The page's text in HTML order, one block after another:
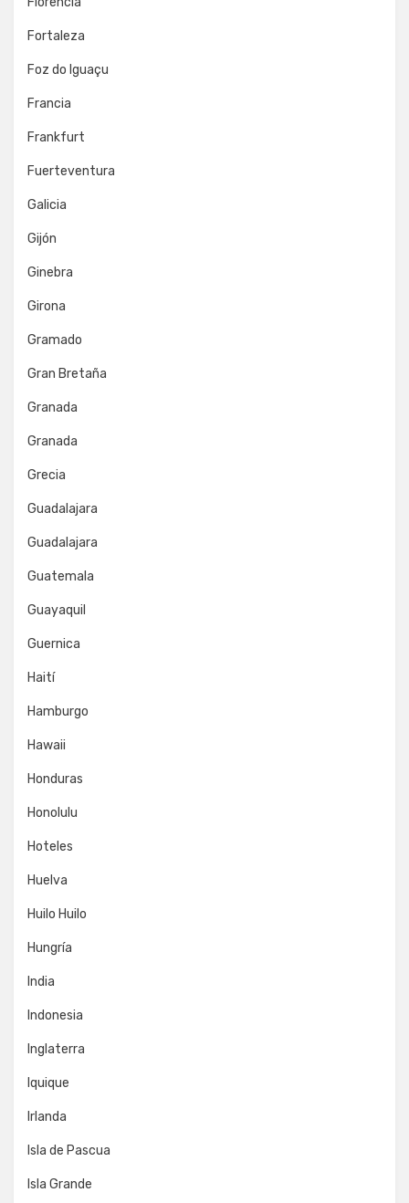
Fortaleza
Foz do Iguaçu
Francia
Frankfurt
Fuerteventura
Galicia
Gijón
Ginebra
Girona
Gramado
Gran Bretaña
Granada
Granada
Grecia
Guadalajara
Guadalajara
Guatemala
Guayaquil
Guernica
Haití
Hamburgo
Hawaii
Honduras
Honolulu
Hoteles
Huelva
Huilo Huilo
Hungría
India
Indonesia
Inglaterra
Iquique
Irlanda
Isla de Pascua
Isla Grande